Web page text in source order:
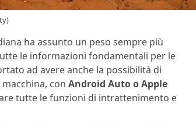
ha assunto un peso sempre più
le informazioni fondamentali per le
ad avere anche la possibilità di
con Android Auto o Apple
tutte le funzioni di intrattenimento e